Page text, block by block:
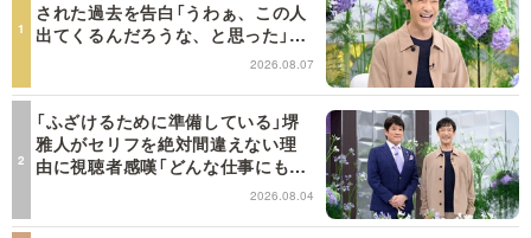
された過去を告白「うわぁ、この人
出てくるんだろうな、と思った」
2026.08.07
「ふざけるために準備している」堺
雅人がセリフを絶対間違えない理
由に視聴者感嘆「どんな仕事にも当
てはまる」【日曜日の初耳学】2026.08.04